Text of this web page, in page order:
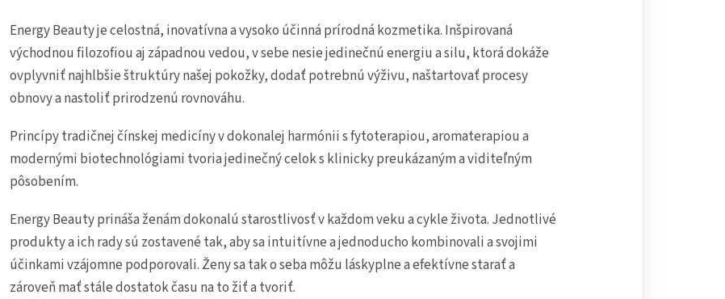
Energy Beauty je celostná, inovatívna a vysoko účinná prírodná kozmetika. Inšpirovaná
východnou filozofiou aj západnou vedou, v sebe nesie jedinečnú energiu a silu, ktorá dokáže
ovplyvniť najhlbšie štruktúry našej pokožky, dodať potrebnú výživu, naštartovať procesy
obnovy a nastoliť prirodzenú rovnováhu.
Princípy tradičnej čínskej medicíny v dokonalej harmónii s fytoterapiou, aromaterapiou a
modernými biotechnológiami tvoria jedinečný celok s klinicky preukázaným a viditeľným
pôsobením.
Energy Beauty prináša ženám dokonalú starostlivosť v každom veku a cykle života. Jednotlivé
produkty a ich rady sú zostavené tak, aby sa intuitívne a jednoducho kombinovali a svojimi
účinkami vzájomne podporovali. Ženy sa tak o seba môžu láskyplne a efektívne starať a
zároveň mať stále dostatok času na to žiť a tvoriť.